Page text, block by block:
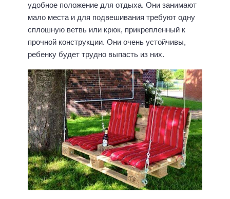
удобное положение для отдыха. Они занимают
мало места и для подвешивания требуют одну
сплошную ветвь или крюк, прикрепленный к
прочной конструкции. Они очень устойчивы,
ребенку будет трудно выпасть из них.